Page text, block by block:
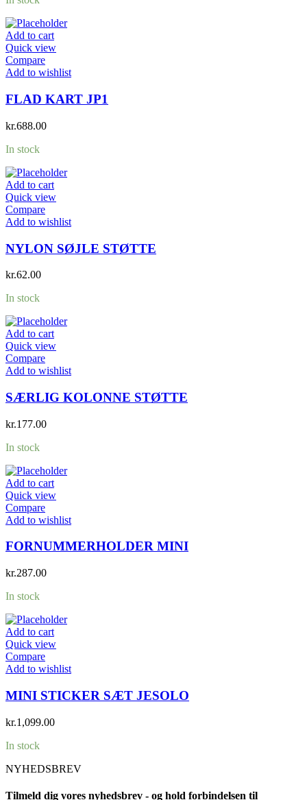
Add to cart
Quick view
Compare
Add to wishlist
FLAD KART JP1
kr.688.00
In stock
Add to cart
Quick view
Compare
Add to wishlist
NYLON SØJLE STØTTE
kr.62.00
In stock
Add to cart
Quick view
Compare
Add to wishlist
SÆRLIG KOLONNE STØTTE
kr.177.00
In stock
Add to cart
Quick view
Compare
Add to wishlist
FORNUMMERHOLDER MINI
kr.287.00
In stock
Add to cart
Quick view
Compare
Add to wishlist
MINI STICKER SÆT JESOLO
kr.1,099.00
In stock
NYHEDSBREV
Tilmeld dig vores nyhedsbrev - og hold forbindelsen til